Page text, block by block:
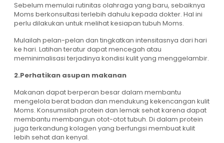
Sebelum memulai rutinitas olahraga yang baru, sebaiknya
Moms berkonsultasi terlebih dahulu kepada dokter. Hal ini
perlu dilakukan untuk melihat kesiapan tubuh Moms.
Mulailah pelan-pelan dan tingkatkan intensitasnya dari hari
ke hari. Latihan teratur dapat mencegah atau
meminimalisasi terjadinya kondisi kulit yang menggelambir.
2.Perhatikan asupan makanan
Makanan dapat berperan besar dalam membantu
mengelola berat badan dan mendukung kekencangan kulit
Moms. Konsumsilah protein dan lemak sehat karena dapat
membantu membangun otot-otot tubuh. Di dalam protein
juga terkandung kolagen yang berfungsi membuat kulit
lebih sehat dan kenyal.